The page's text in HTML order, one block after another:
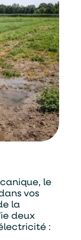
le
vos
la
deux
: